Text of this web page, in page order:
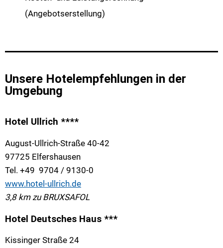
(Angebotserstellung)
Unsere Hotelempfehlungen in der
Umgebung
Hotel Ullrich ****
August-Ullrich-Straße 40-42
97725 Elfershausen
Tel. +49 9704 / 9130-0
www.hotel-ullrich.de
3,8 km zu BRUXSAFOL
Hotel Deutsches Haus ***
Kissinger Straße 24